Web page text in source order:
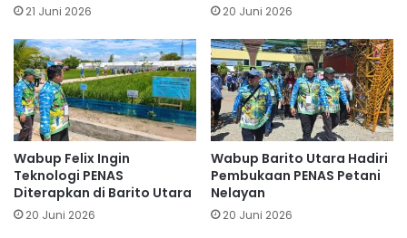
21 Juni 2026 20 Juni 2026
Wabup Felix Ingin
Teknologi PENAS
Diterapkan di Barito Utara
20 Juni 2026
Wabup Barito Utara Hadiri
Pembukaan PENAS Petani
Nelayan
20 Juni 2026